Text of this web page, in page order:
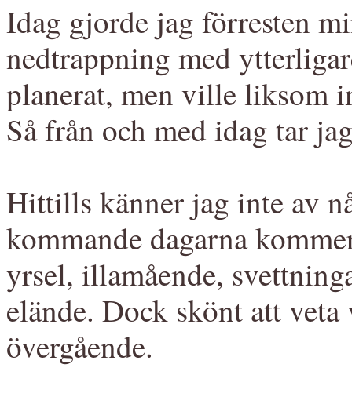
Idag gjorde jag förresten
nedtrappning med
planerat, men ville liksom
Så från och med idag tar
Hittills känner jag inte av
kommande dagarna
yrsel, illamående,
elände. Dock skönt att
övergående.